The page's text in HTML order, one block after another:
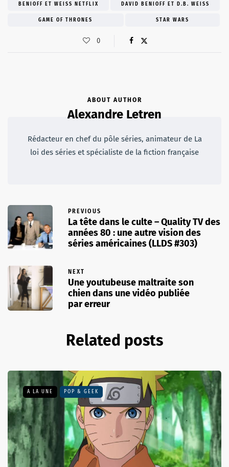
BENIOFF ET WEISS NETFLIX DAVID BENIOFF ET D.B. WEISS
GAME OF THRONES STAR WARS
0
ABOUT AUTHOR
Alexandre Letren
Rédacteur en chef du pôle séries, animateur de La
loi des séries et spécialiste de la fiction française
PREVIOUS
La tête dans le culte – Quality TV des
années 80 : une autre vision des
séries américaines (LLDS #303)
NEXT
Une youtubeuse maltraite son
chien dans une vidéo publiée
par erreur
Related posts
A LA UNE POP & GEEK